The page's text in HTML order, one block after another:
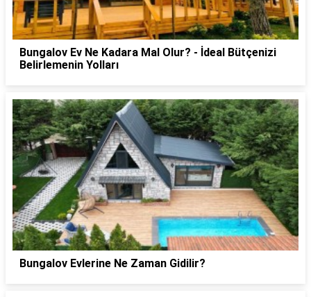
Bungalov Ev Ne Kadara Mal Olur? - İdeal Bütçenizi
Belirlemenin Yolları
Bungalov Evlerine Ne Zaman Gidilir?